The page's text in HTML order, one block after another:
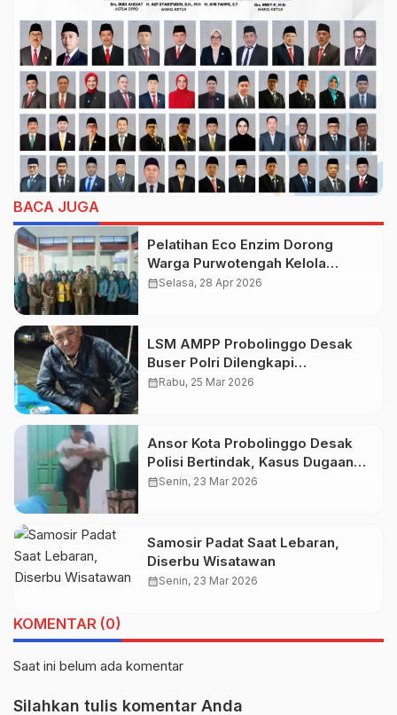
BACA JUGA
Pelatihan Eco Enzim Dorong
Warga Purwotengah Kelola
Sampah dari Rumah
calendar_monthSelasa, 28 Apr 2026
LSM AMPP Probolinggo Desak
Buser Polri Dilengkapi
Persenjataan
calendar_monthRabu, 25 Mar 2026
Ansor Kota Probolinggo Desak
Polisi Bertindak, Kasus Dugaan
Kekerasan Oknum Guru Ngaji
calendar_monthSenin, 23 Mar 2026
Samosir Padat Saat Lebaran,
Diserbu Wisatawan
calendar_monthSenin, 23 Mar 2026
KOMENTAR (0)
Saat ini belum ada komentar
Silahkan tulis komentar Anda